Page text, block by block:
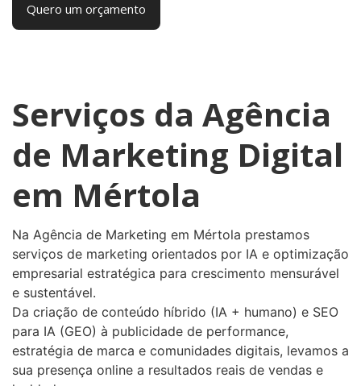
Quero um orçamento
Serviços da Agência
de Marketing Digital
em Mértola
Na Agência de Marketing em Mértola prestamos
serviços de marketing orientados por IA e optimização
empresarial estratégica para crescimento mensurável
e sustentável.
Da criação de conteúdo híbrido (IA + humano) e SEO
para IA (GEO) à publicidade de performance,
estratégia de marca e comunidades digitais, levamos a
sua presença online a resultados reais de vendas e